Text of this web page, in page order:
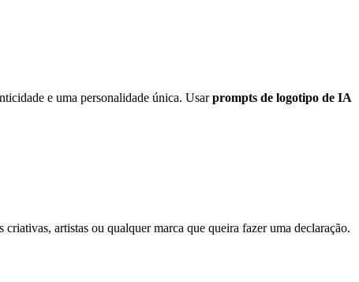
e uma personalidade única. Usarprompts de logotipo de IA
artistas ou qualquer marca que queira fazer uma declaração.